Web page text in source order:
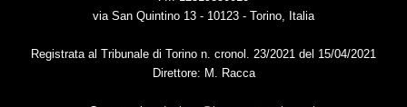
via San Quintino 13 - 10123 - Torino, Italia
Registrata al Tribunale di Torino n. cronol. 23/2021 del 15/04/2021
Direttore: M. Racca